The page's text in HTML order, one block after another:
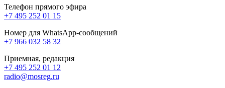
Телефон прямого эфира
+7 495 252 01 15
Номер для WhatsApp-сообщений
+7 966 032 58 32
Приемная, редакция
+7 495 252 01 12
radio@mosreg.ru